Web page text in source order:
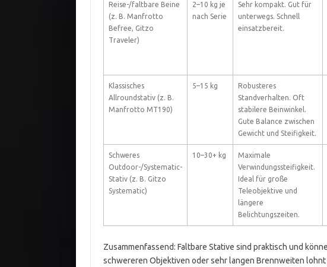
Reise-/faltbare Beine
(z. B. Manfrotto
Befree, Gitzo
Traveler)
2–10 kg je
nach Serie
Sehr kompakt. Gut für
unterwegs. Schnell
einsatzbereit.
Klassisches
Allroundstativ (z. B.
Manfrotto MT190)
5–15 kg
Robusteres
Standverhalten. Oft
stabilere Beinwinkel.
Gute Balance zwischen
Gewicht und Steifigkeit.
Schweres
Outdoor-/Systematic-
Stativ (z. B. Gitzo
Systematic)
10–30+ kg
Maximale
Verwindungssteifigkeit.
Ideal für große
Teleobjektive und
längere
Belichtungszeiten.
Zusammenfassend: Faltbare Stative sind praktisch und
schwereren Objektiven oder sehr langen Brennweiten